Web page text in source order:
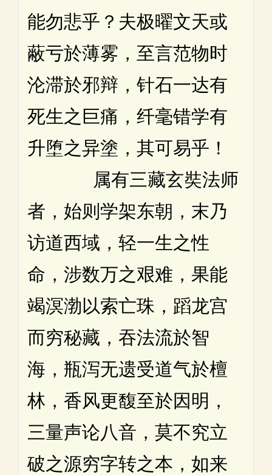
能勿悲乎？夫极曜文天或
蔽亏於薄雾，至言范物时
沦滞於邪辩，针石一达有
死生之巨痛，纤毫错学有
升堕之异塗，其可易乎！
属有三藏玄奘法师
者，始则学架东朝，末乃
访道西域，轻一生之性
命，涉数万之艰难，果能
竭溟渤以索亡珠，蹈龙宫
而穷秘藏，吞法流於智
海，瓶泻无遗受道气於檀
林，香风更馥至於因明，
三量声论八音，莫不究立
破之源穷字转之本，如来